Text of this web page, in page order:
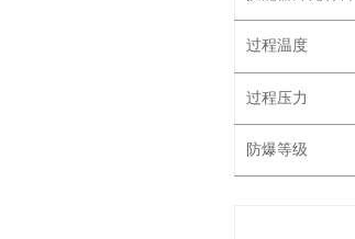
过程温度
过程压力
防爆等级